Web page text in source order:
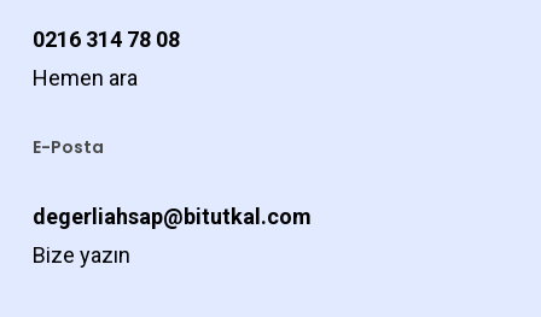
0216 314 78 08
Hemen ara
E-Posta
degerliahsap@bitutkal.com
Bize yazın